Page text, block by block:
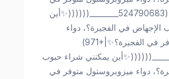
الفجيرة؟✨|+971)(524790683________((((((✨أين
الإجهاض في الفجيرة؟، دواء
ميزوبروستول متوفر في الفجيرة؟✨|+971)
يمكنني شراء حبوب
دواء ميزوبروستول متوفر في